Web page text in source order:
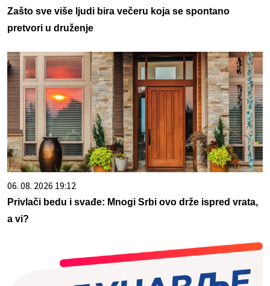
Zašto sve više ljudi bira večeru koja se spontano
pretvori u druženje
06. 08. 2026 19:12
Privlači bedu i svađe: Mnogi Srbi ovo drže ispred vrata,
a vi?